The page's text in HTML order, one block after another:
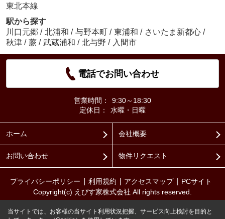
東北本線
駅から探す
川口元郷 / 北浦和 / 与野本町 / 東浦和 / さいたま新都心 /
秋津 / 蕨 / 武蔵浦和 / 北与野 / 入間市
電話でお問い合わせ
営業時間：
9:30～18:30
定休日：
水曜・日曜
ホーム 会社概要
お問い合わせ 物件リクエスト
プライバシーポリシー 利用規約 アクセスマップ
PCサイト
Copyright(c) えびす家株式会社 All rights reserved.
当サイトでは、お客様の当サイト利用状況把握、サービス向上検討を目的と